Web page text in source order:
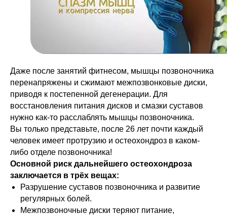
Даже после занятий фитнесом, мышцы позвоночника
перенапряжены и сжимают межпозвонковые диски,
приводя к постепенной дегенерации. Для
восстановления питания дисков и смазки суставов
нужно как-то расслаблять мышцы позвоночника.
Вы только представьте, после 26 лет почти каждый
человек имеет протрузию и остеохондроз в каком-
либо отделе позвоночника!
Основной риск дальнейшего остеохондроза
заключается в трёх вещах:
Разрушение суставов позвоночника и развитие
регулярных болей.
Межпозвоночные диски теряют питание,